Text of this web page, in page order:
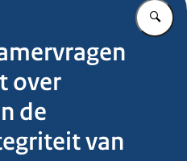
over
de
van